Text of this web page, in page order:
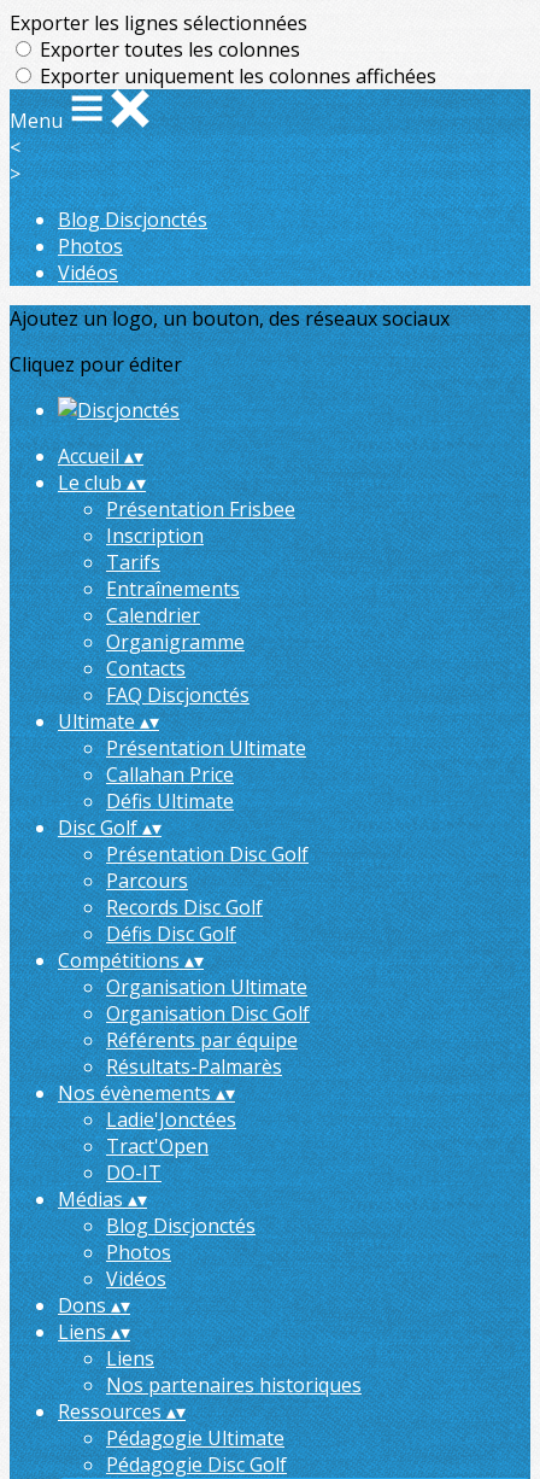
Exporter les lignes sélectionnées
Exporter toutes les colonnes
Exporter uniquement les colonnes affichées
Menu
<
>
Blog Discjonctés
Photos
Vidéos
Ajoutez un logo, un bouton, des réseaux sociaux
Cliquez pour éditer
Accueil▴▾
Le club▴▾
Présentation Frisbee
Inscription
Tarifs
Entraînements
Calendrier
Organigramme
Contacts
FAQ Discjonctés
Ultimate▴▾
Présentation Ultimate
Callahan Price
Défis Ultimate
Disc Golf▴▾
Présentation Disc Golf
Parcours
Records Disc Golf
Défis Disc Golf
Compétitions▴▾
Organisation Ultimate
Organisation Disc Golf
Référents par équipe
Résultats-Palmarès
Nos évènements▴▾
Ladie'Jonctées
Tract'Open
DO-IT
Médias▴▾
Blog Discjonctés
Photos
Vidéos
Dons▴▾
Liens▴▾
Liens
Nos partenaires historiques
Ressources▴▾
Pédagogie Ultimate
Pédagogie Disc Golf